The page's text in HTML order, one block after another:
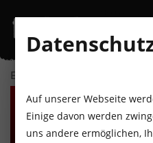
EVENTKALENDER
FR
7
AUGUST
SA
8
AUGUST
SO
9
Auf unserer Webseite
Einige davon werden
uns andere ermöglichen,